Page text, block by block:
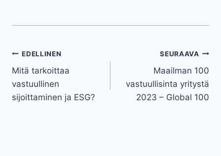
Artikkelien
selaus
EDELLINEN
Mitä tarkoittaa
vastuullinen
sijoittaminen ja ESG?
SEURAAVA
Maailman 100
vastuullisinta yritystä
2023 – Global 100